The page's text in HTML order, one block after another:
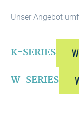
Unser Angebot
K-SERIES
W-SERIES